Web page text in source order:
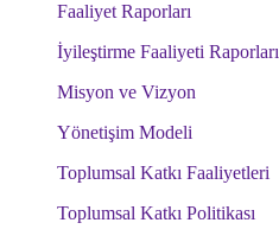
Faaliyet Raporları
İyileştirme Faaliyeti Raporları
Misyon ve Vizyon
Yönetişim Modeli
Toplumsal Katkı Faaliyetleri
Toplumsal Katkı Politikası